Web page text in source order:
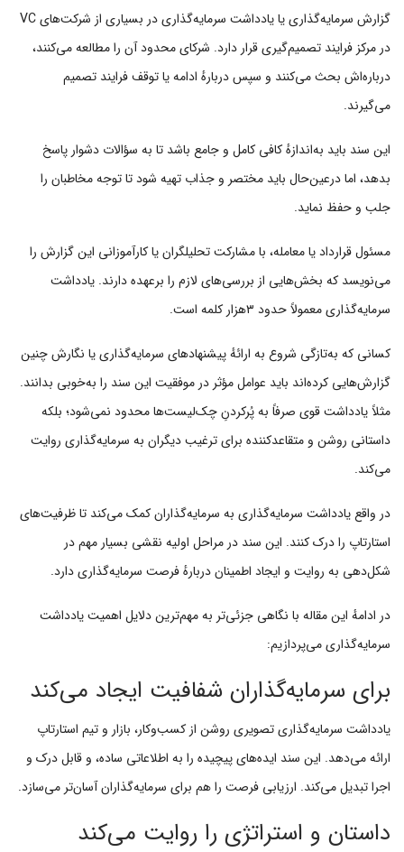
گزارش سرمایه‌گذاری یا یادداشت سرمایه‌گذاری در بسیاری از شرکت‌های VC
در مرکز فرایند تصمیم‌گیری قرار دارد. شرکای محدود آن را مطالعه می‌کنند،
درباره‌اش بحث می‌کنند و سپس دربارهٔ ادامه یا توقف فرایند تصمیم
می‌گیرند.
این سند باید به‌اندازهٔ کافی کامل و جامع باشد تا به سؤالات دشوار پاسخ
بدهد، اما درعین‌حال باید مختصر و جذاب تهیه شود تا توجه مخاطبان را
جلب و حفظ نماید.
مسئول قرارداد یا معامله، با مشارکت تحلیلگران یا کارآموزانی این گزارش را
می‌نویسد که بخش‌هایی از بررسی‌های لازم را برعهده دارند. یادداشت
سرمایه‌گذاری معمولاً حدود ۳هزار کلمه است.
کسانی که به‌تازگی شروع به ارائهٔ پیشنهادهای سرمایه‌گذاری یا نگارش چنین
گزارش‌هایی کرده‌اند باید عوامل مؤثر در موفقیت این سند را به‌خوبی بدانند.
مثلاً یادداشت قوی صرفاً به پُرکردنِ چک‌لیست‌ها محدود نمی‌شود؛ بلکه
داستانی روشن و متقاعدکننده برای ترغیب دیگران به سرمایه‌گذاری روایت
می‌کند.
در واقع یادداشت سرمایه‌گذاری به سرمایه‌گذاران کمک می‌کند تا ظرفیت‌های
استارتاپ را درک کنند. این سند در مراحل اولیه نقشی بسیار مهم در
شکل‌دهی به روایت و ایجاد اطمینان دربارهٔ فرصت سرمایه‌گذاری دارد.
در ادامهٔ این مقاله با نگاهی جزئی‌تر به مهم‌ترین دلایل اهمیت یادداشت
سرمایه‌گذاری می‌پردازیم:
برای سرمایه‌گذاران شفافیت ایجاد می‌کند
یادداشت سرمایه‌گذاری تصویری روشن از کسب‌وکار، بازار و تیم استارتاپ
ارائه می‌دهد. این سند ایده‌های پیچیده را به اطلاعاتی ساده، و قابل درک و
اجرا تبدیل می‌کند. ارزیابی فرصت را هم برای سرمایه‌گذاران آسان‌تر می‌سازد.
داستان و استراتژی را روایت می‌کند